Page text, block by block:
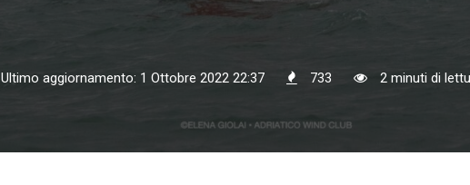
Ultimo aggiornamento: 1 Ottobre 2022 22:37 733 2 minuti di